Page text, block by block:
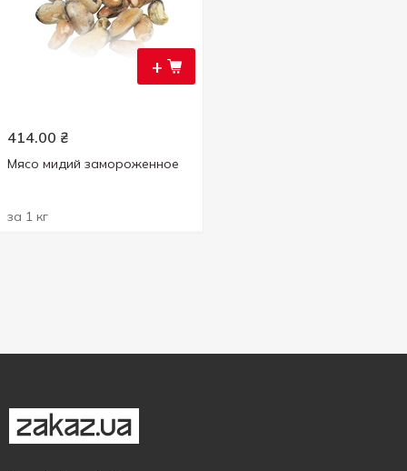
+
414.00 ₴
Мясо мидий замороженное
за 1 кг